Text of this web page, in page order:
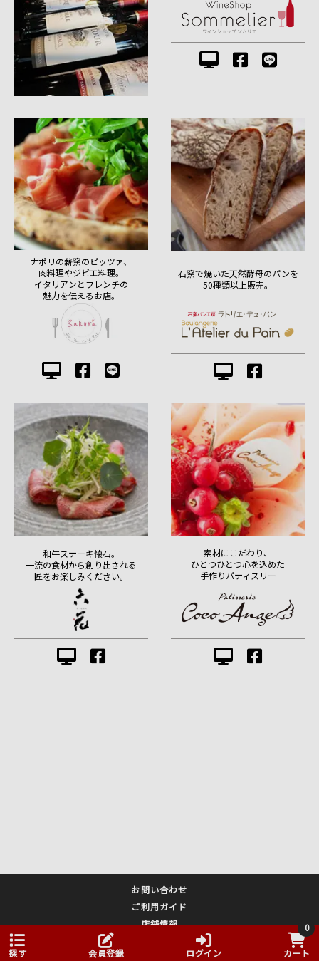
探す 会員登録 ログイン
0
カート
ナポリの薪窯のピッツァ、
肉料理やジビエ料理。
イタリアンとフレンチの
魅力を伝えるお店。
石窯で焼いた天然酵母のパンを
50種類以上販売。
和牛ステーキ懐石。
一流の食材から創り出される
匠をお楽しみください。
素材にこだわり、
ひとつひとつ心を込めた
手作りパティスリー
お問い合わせ
ご利用ガイド
店舗情報
プライバシーポリシー